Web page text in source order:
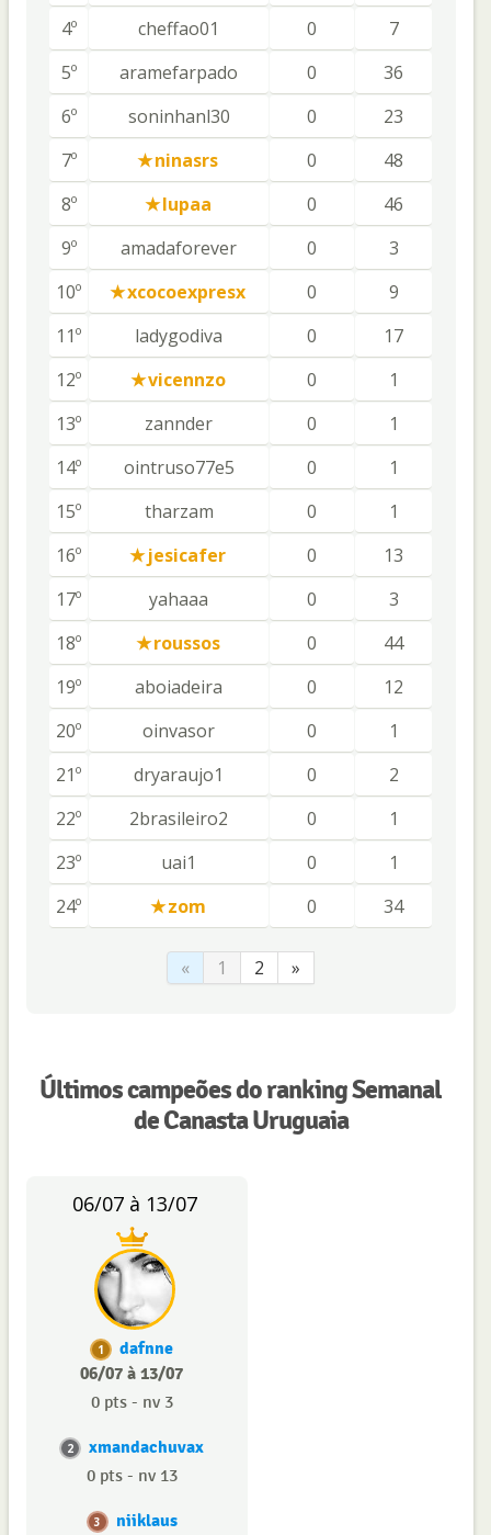
4º
cheffao01 0
7
5º
aramefarpado 0
36
6º
soninhanl30 0
23
7º
ninasrs 0
48
8º
lupaa 0
46
9º
amadaforever 0
3
10º
xcocoexpresx 0
9
11º
ladygodiva 0
17
12º
vicennzo 0
1
13º
zannder 0
1
14º
ointruso77e5 0
1
15º
tharzam 0
1
16º
jesicafer 0
13
17º
yahaaa 0
3
18º
roussos 0
44
19º
aboiadeira 0
12
20º
oinvasor 0
1
21º
dryaraujo1 0
2
22º
2brasileiro2 0
1
23º
uai1 0
1
24º
zom 0 34
« 1 2 »
Últimos campeões do ranking Semanal
de Canasta Uruguaia
06/07 à 13/07
1
dafnne
06/07 à 13/07
0 pts - nv 3
2 xmandachuvax
0 pts - nv 13
3 niiklaus